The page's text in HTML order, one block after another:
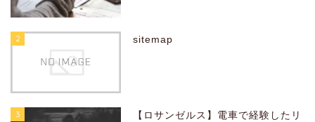
2 sitemap
3
【ロサンゼルス】電車で経験したリ